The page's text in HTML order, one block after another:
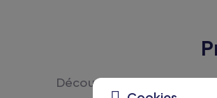
Découvrez ces textiles et